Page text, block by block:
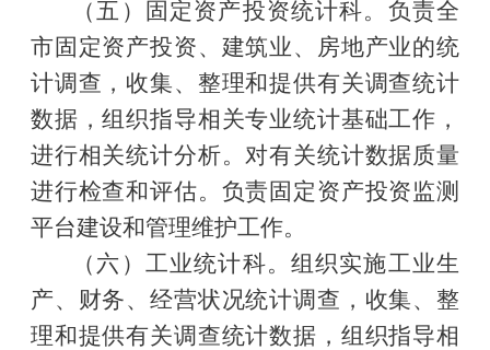
（五）固定资产投资统计科。负责全
市固定资产投资、建筑业、房地产业的统
计调查，收集、整理和提供有关调查统计
数据，组织指导相关专业统计基础工作，
进行相关统计分析。对有关统计数据质量
进行检查和评估。负责固定资产投资监测
平台建设和管理维护工作。
（六）工业统计科。组织实施工业生
产、财务、经营状况统计调查，收集、整
理和提供有关调查统计数据，组织指导相